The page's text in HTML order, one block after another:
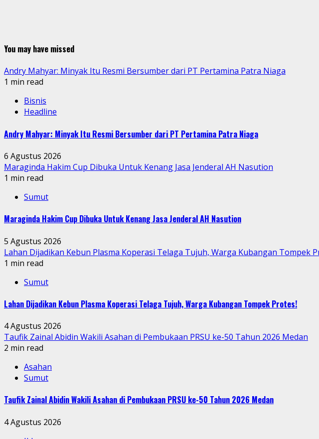
You may have missed
Andry Mahyar: Minyak Itu Resmi Bersumber dari PT Pertamina Patra Niaga
1 min read
Bisnis
Headline
Andry Mahyar: Minyak Itu Resmi Bersumber dari PT Pertamina Patra Niaga
6 Agustus 2026
Maraginda Hakim Cup Dibuka Untuk Kenang Jasa Jenderal AH Nasution
1 min read
Sumut
Maraginda Hakim Cup Dibuka Untuk Kenang Jasa Jenderal AH Nasution
5 Agustus 2026
Lahan Dijadikan Kebun Plasma Koperasi Telaga Tujuh, Warga Kubangan Tompek
1 min read
Sumut
Lahan Dijadikan Kebun Plasma Koperasi Telaga Tujuh, Warga Kubangan Tompek Protes!
4 Agustus 2026
Taufik Zainal Abidin Wakili Asahan di Pembukaan PRSU ke-50 Tahun 2026 Medan
2 min read
Asahan
Sumut
Taufik Zainal Abidin Wakili Asahan di Pembukaan PRSU ke-50 Tahun 2026 Medan
4 Agustus 2026